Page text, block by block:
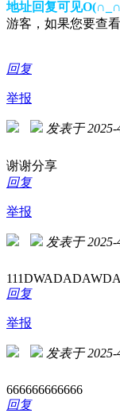
地址回复可见
游客，如果您要查
回复
举报
发表于 2025-
谢谢分享
回复
举报
发表于 2025-
回复
举报
发表于 2025-
666666666666
回复